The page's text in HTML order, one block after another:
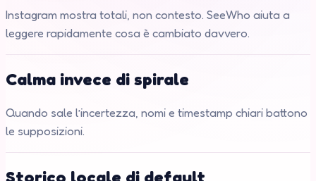
Instagram mostra totali, non contesto. SeeWho aiuta a
leggere rapidamente cosa è cambiato davvero.
Calma invece di spirale
Quando sale l’incertezza, nomi e timestamp chiari battono
le supposizioni.